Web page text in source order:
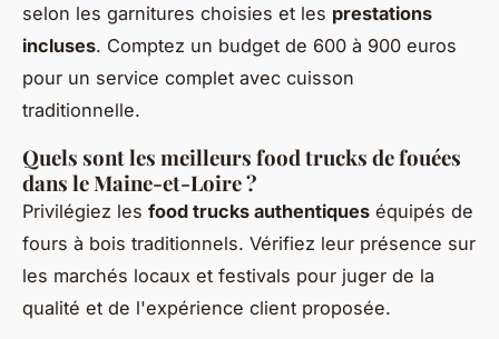
selon les garnitures choisies et les prestations
incluses. Comptez un budget de 600 à 900 euros
pour un service complet avec cuisson
traditionnelle.
Quels sont les meilleurs food trucks de fouées
dans le Maine-et-Loire ?
Privilégiez les food trucks authentiques équipés de
fours à bois traditionnels. Vérifiez leur présence sur
les marchés locaux et festivals pour juger de la
qualité et de l'expérience client proposée.